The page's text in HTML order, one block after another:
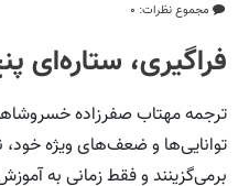
مجموع نظرات: ۰
فراگیری، ستاره‌ای
ترجمه مهتاب صفرزاده
توانایی‌ها و ضعف‌های ویژه
برمی‌گزینند و فقط زمانی به